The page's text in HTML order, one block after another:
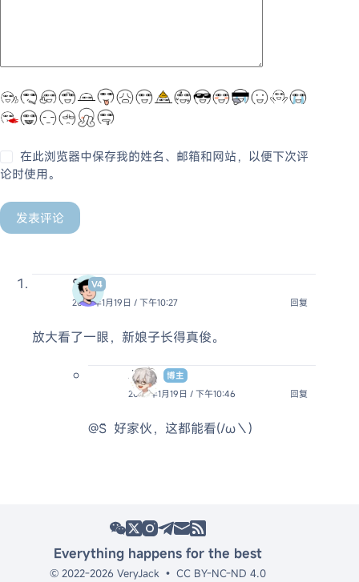
在此浏览器中保存我的姓名、邮箱和网站，以便下次评
论时使用。
发表评论
S̆̈
V4
2023年1月19日 / 下午10:27
回复
放大看了一眼，新娘子长得真俊。
Jack
博主
2023年1月19日 / 下午10:46
回复
@S̆̈ 好家伙，这都能看(/ω＼)
Everything happens for the best
© 2022-2026 VeryJack •CC BY-NC-ND 4.0